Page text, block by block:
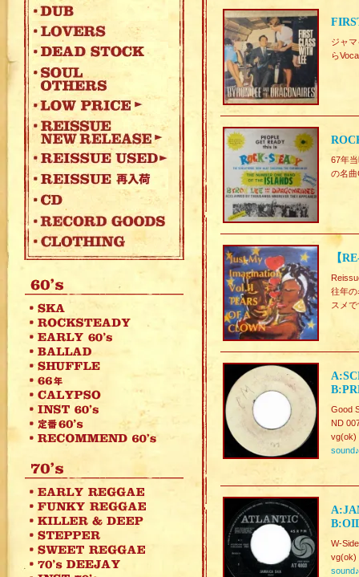
ジャ
ら
67年
の名
【
往年
スメで
Good
ND
vg(ok)
sound♪
W-
vg(ok)
sound♪